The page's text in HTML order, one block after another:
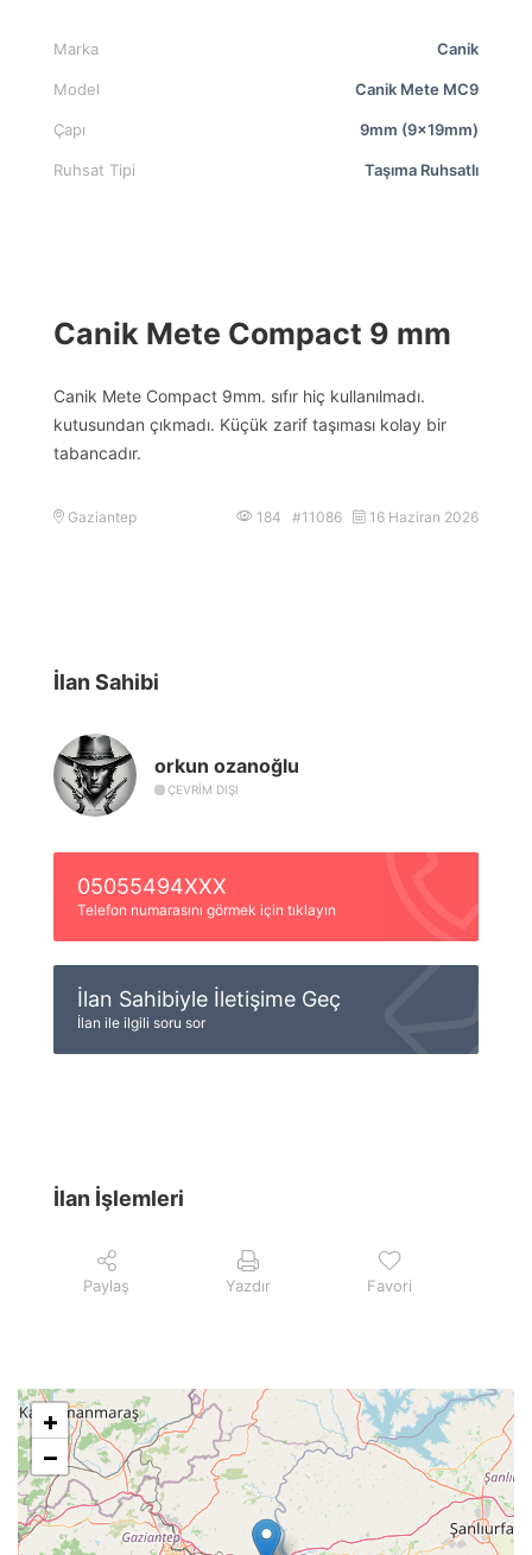
Marka Canik
Model Canik Mete MC9
Çapı 9mm (9x19mm)
Ruhsat Tipi Taşıma Ruhsatlı
Canik Mete Compact 9 mm
Canik Mete Compact 9mm. sıfır hiç kullanılmadı.
kutusundan çıkmadı. Küçük zarif taşıması kolay bir
tabancadır.
Gaziantep 184 #11086 16 Haziran 2026
İlan Sahibi
orkun ozanoğlu
ÇEVRIM DIŞI
05055494XXX
Telefon numarasını görmek için tıklayın
İlan Sahibiyle İletişime Geç
İlan ile ilgili soru sor
İlan İşlemleri
Paylaş Yazdır Favori
+
−